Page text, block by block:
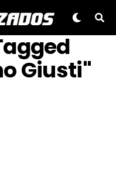
Giusti"